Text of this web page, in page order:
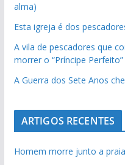
alma)
Esta igreja é dos
A vila de pescadores que
morrer o “Príncipe Perfeito”
A Guerra dos Sete Anos
ARTIGOS RECENTES
Homem morre junto a praia